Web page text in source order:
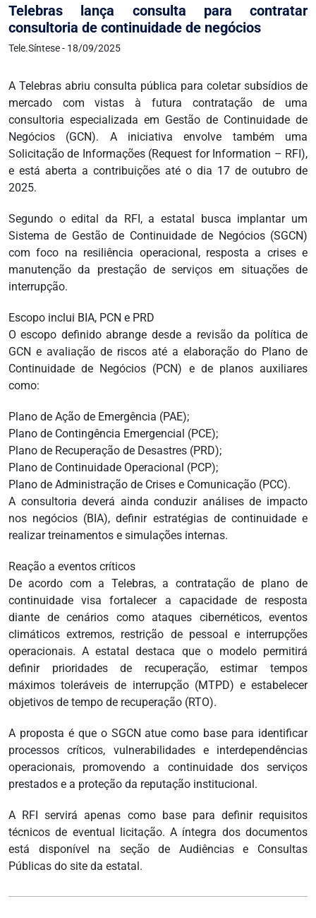
Telebras lança consulta para contratar
consultoria de continuidade de negócios
Tele.Síntese - 18/09/2025
A Telebras abriu consulta pública para coletar subsídios de
mercado com vistas à futura contratação de uma
consultoria especializada em Gestão de Continuidade de
Negócios (GCN). A iniciativa envolve também uma
Solicitação de Informações (Request for Information – RFI),
e está aberta a contribuições até o dia 17 de outubro de
2025.
Segundo o edital da RFI, a estatal busca implantar um
Sistema de Gestão de Continuidade de Negócios (SGCN)
com foco na resiliência operacional, resposta a crises e
manutenção da prestação de serviços em situações de
interrupção.
Escopo inclui BIA, PCN e PRD
O escopo definido abrange desde a revisão da política de
GCN e avaliação de riscos até a elaboração do Plano de
Continuidade de Negócios (PCN) e de planos auxiliares
como:
Plano de Ação de Emergência (PAE);
Plano de Contingência Emergencial (PCE);
Plano de Recuperação de Desastres (PRD);
Plano de Continuidade Operacional (PCP);
Plano de Administração de Crises e Comunicação (PCC).
A consultoria deverá ainda conduzir análises de impacto
nos negócios (BIA), definir estratégias de continuidade e
realizar treinamentos e simulações internas.
Reação a eventos críticos
De acordo com a Telebras, a contratação de plano de
continuidade visa fortalecer a capacidade de resposta
diante de cenários como ataques cibernéticos, eventos
climáticos extremos, restrição de pessoal e interrupções
operacionais. A estatal destaca que o modelo permitirá
definir prioridades de recuperação, estimar tempos
máximos toleráveis de interrupção (MTPD) e estabelecer
objetivos de tempo de recuperação (RTO).
A proposta é que o SGCN atue como base para identificar
processos críticos, vulnerabilidades e interdependências
operacionais, promovendo a continuidade dos serviços
prestados e a proteção da reputação institucional.
A RFI servirá apenas como base para definir requisitos
técnicos de eventual licitação. A íntegra dos documentos
está disponível na seção de Audiências e Consultas
Públicas do site da estatal.